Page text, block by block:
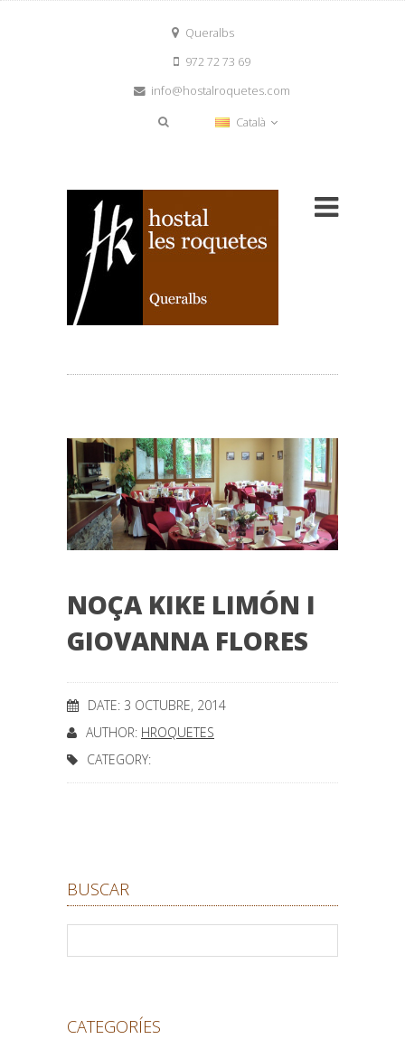
Queralbs
972 72 73 69
info@hostalroquetes.com
Català
NOÇA KIKE LIMÓN I
GIOVANNA FLORES
DATE: 3 OCTUBRE, 2014
AUTHOR: HROQUETES
CATEGORY:
BUSCAR
CATEGORÍES